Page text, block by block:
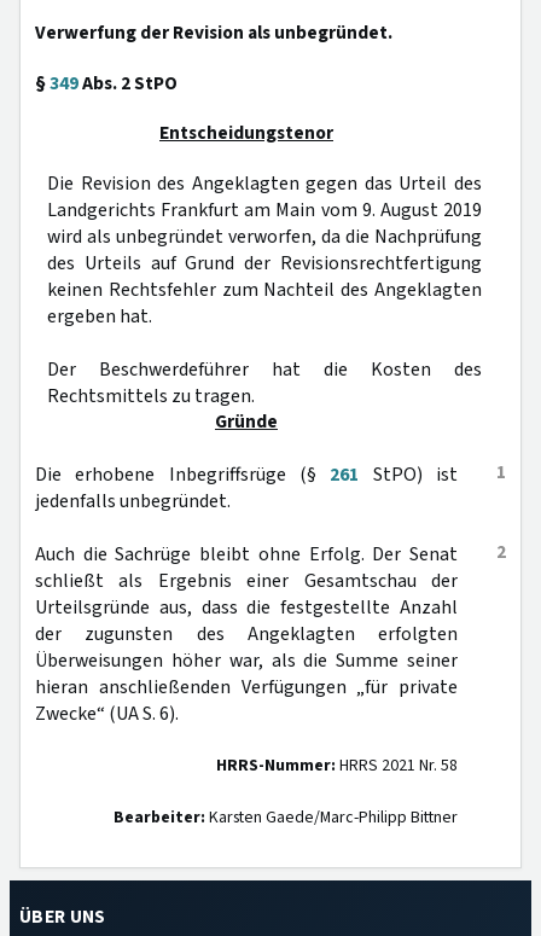
Verwerfung der Revision als unbegründet.
§349Abs. 2 StPO
Entscheidungstenor
Die Revision des Angeklagten gegen das Urteil des
Landgerichts Frankfurt am Main vom 9. August 2019
wird als unbegründet verworfen, da die Nachprüfung
des Urteils auf Grund der Revisionsrechtfertigung
keinen Rechtsfehler zum Nachteil des Angeklagten
ergeben hat.
Der Beschwerdeführer hat die Kosten des
Rechtsmittels zu tragen.
Gründe
1
Die erhobene Inbegriffsrüge (§ 261 StPO) ist
jedenfalls unbegründet.
2
Auch die Sachrüge bleibt ohne Erfolg. Der Senat
schließt als Ergebnis einer Gesamtschau der
Urteilsgründe aus, dass die festgestellte Anzahl
der zugunsten des Angeklagten erfolgten
Überweisungen höher war, als die Summe seiner
hieran anschließenden Verfügungen „für private
Zwecke“ (UA S. 6).
HRRS-Nummer: HRRS 2021 Nr. 58
Bearbeiter: Karsten Gaede/Marc-Philipp Bittner
ÜBER UNS